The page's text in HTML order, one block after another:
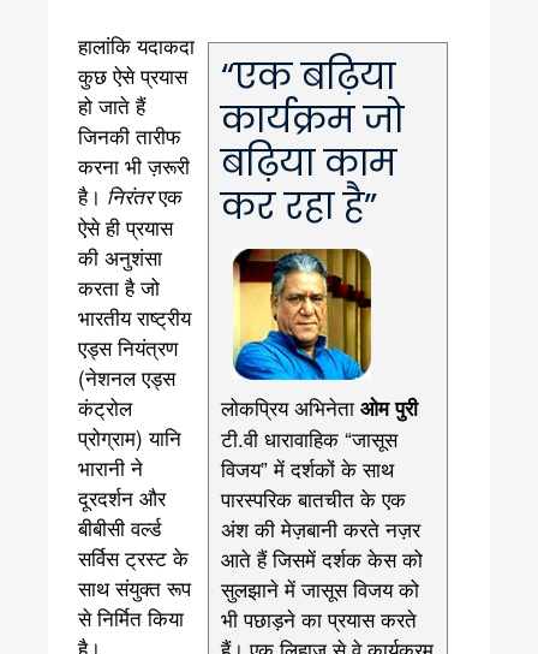
“एक बढ़िया
कार्यक्रम जो
बढ़िया काम
कर रहा है”
लोकप्रिय अभिनेता ओम पुरी
टी.वी धारावाहिक “जासूस
विजय” में दर्शकों के साथ
पारस्परिक बातचीत के एक
अंश की मेज़बानी करते नज़र
आते हैं जिसमें दर्शक केस को
सुलझाने में जासूस विजय को
भी पछाड़ने का प्रयास करते
हालांकि यदाकदा
कुछ ऐसे प्रयास
हो जाते हैं
जिनकी तारीफ
करना भी ज़रूरी
है। निरंतरएक
ऐसे ही प्रयास
की अनुशंसा
करता है जो
भारतीय राष्ट्रीय
एड्स नियंत्रण
(नेशनल एड्स
कंट्रोल
प्रोग्राम) यानि
भारानी ने
दूरदर्शन और
बीबीसी वर्ल्ड
सर्विस ट्रस्ट के
साथ संयुक्त रूप
से निर्मित किया
है।